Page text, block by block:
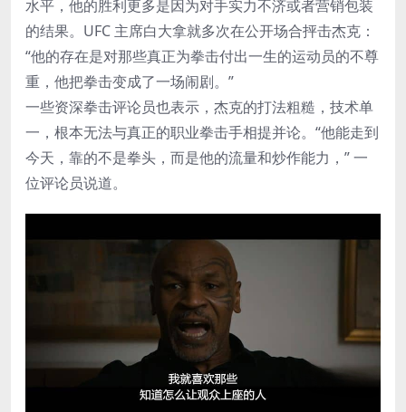
水平，他的胜利更多是因为对手实力不济或者营销包装
的结果。UFC 主席白大拿就多次在公开场合抨击杰克：
“他的存在是对那些真正为拳击付出一生的运动员的不尊
重，他把拳击变成了一场闹剧。”
一些资深拳击评论员也表示，杰克的打法粗糙，技术单
一，根本无法与真正的职业拳击手相提并论。“他能走到
今天，靠的不是拳头，而是他的流量和炒作能力，” 一
位评论员说道。